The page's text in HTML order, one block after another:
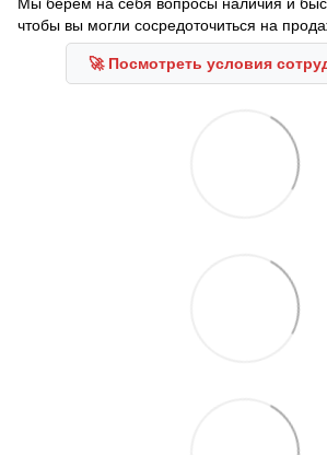
чтобы вы могли сосредоточиться на
🚀 Посмотреть условия